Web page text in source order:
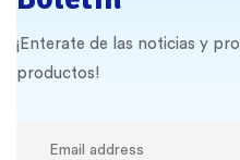
¡Enterate de las noticias y
productos!